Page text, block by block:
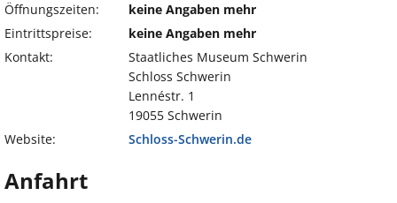
Öffnungszeiten:
keine Angaben mehr
Eintrittspreise:
keine Angaben mehr
Kontakt:
Staatliches Museum Schwerin
Schloss Schwerin
Lennéstr. 1
19055 Schwerin
Website:
Schloss-Schwerin.de
Anfahrt